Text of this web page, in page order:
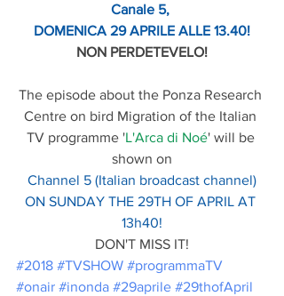
Canale 5,
DOMENICA 29 APRILE ALLE 13.40!
NON PERDETEVELO!
The episode about the Ponza Research
Centre on bird Migration of the Italian
TV programme 'L'Arca di Noé' will be
shown on
Channel 5 (Italian broadcast channel)
ON SUNDAY THE 29TH OF APRIL AT
13h40!
DON'T MISS IT!
#2018 #TVSHOW #programmaTV
#onair #inonda #29aprile #29thofApril